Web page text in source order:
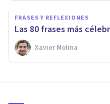
FRASES Y REFLEXIONES
Las 80 frases más
Xavier Molina